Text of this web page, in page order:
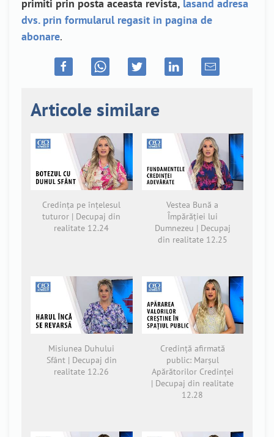
primiti prin posta aceasta revista, lasand adresa
dvs. prin formularul regasit in pagina de
abonare.
Articole similare
Credința pe înțelesul
tuturor | Decupaj din
realitate 12.24
Vestea Bună a
Împărăției lui
Dumnezeu | Decupaj
din realitate 12.25
Misiunea Duhului
Sfânt | Decupaj din
realitate 12.26
Credință afirmată
public: Marșul
Apărătorilor Credinței
| Decupaj din realitate
12.28